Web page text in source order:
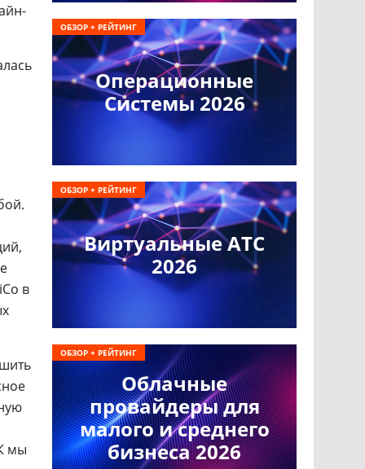
в
мы
Операционные
Системы 2026
ОБЗОР + РЕЙТИНГ
Виртуальные АТС
2026
ОБЗОР + РЕЙТИНГ
Облачные
провайдеры для
малого и среднего
бизнеса 2026
ОБЗОР + РЕЙТИНГ